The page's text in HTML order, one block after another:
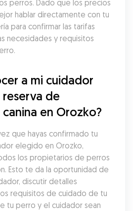
perros. Dado que los precios
hablar directamente con tu
para confirmar las tarifas
necesidades y requisitos
a mi cuidador
de
en Orozko?
que hayas confirmado tu
elegido en Orozko,
los propietarios de perros
Esto te da la oportunidad de
discutir detalles
requisitos de cuidado de tu
tu perro y el cuidador sean